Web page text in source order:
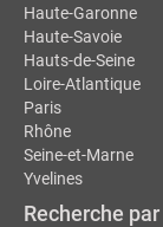
Haute-Garonne
Haute-Savoie
Hauts-de-Seine
Loire-Atlantique
Paris
Rhône
Seine-et-Marne
Yvelines
Recherche